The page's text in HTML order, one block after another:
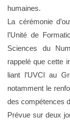
humaines.
La cérémonie
l’Unité de
Sciences du
rappelé que cette
liant l’UVCI au
notamment le
des compétences
Prévue sur deux